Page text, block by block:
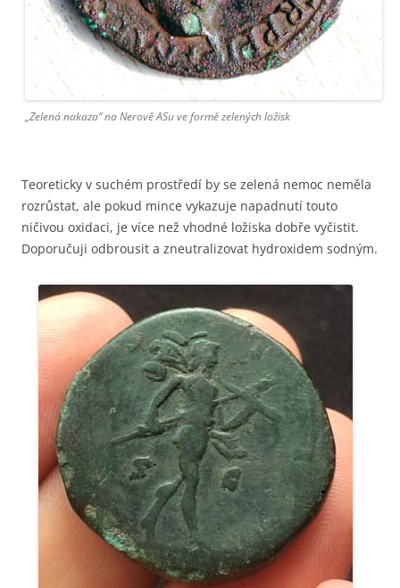
„Zelená nakaza“ na Nerově ASu ve formě zelených ložisk
Teoreticky v suchém prostředí by se zelená nemoc neměla
rozrůstat, ale pokud mince vykazuje napadnutí touto
ničivou oxidaci, je více než vhodné ložiska dobře vyčistit.
Doporučuji odbrousit a zneutralizovat hydroxidem sodným.